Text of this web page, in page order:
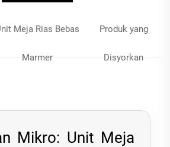
Meja Rias Bebas
Marmer
Produk yang
Disyorkan
Mikro: Unit Meja